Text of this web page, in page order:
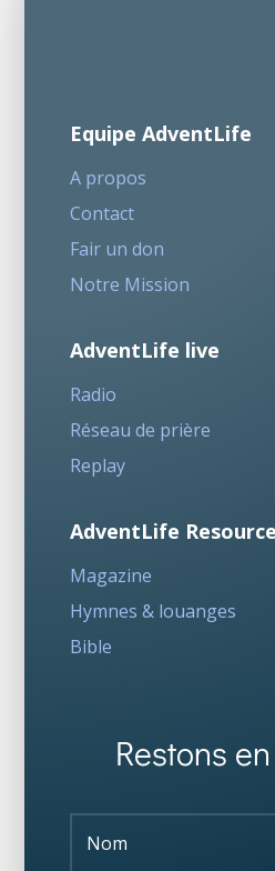
Equipe AdventLife
A propos
Contact
Fair un don
Notre Mission
AdventLife live
Radio
Réseau de prière
Replay
AdventLife
Magazine
Hymnes & louanges
Bible
Restons